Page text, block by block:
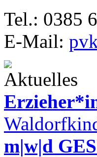
Tel.: 0385
E-Mail:
m|w|d